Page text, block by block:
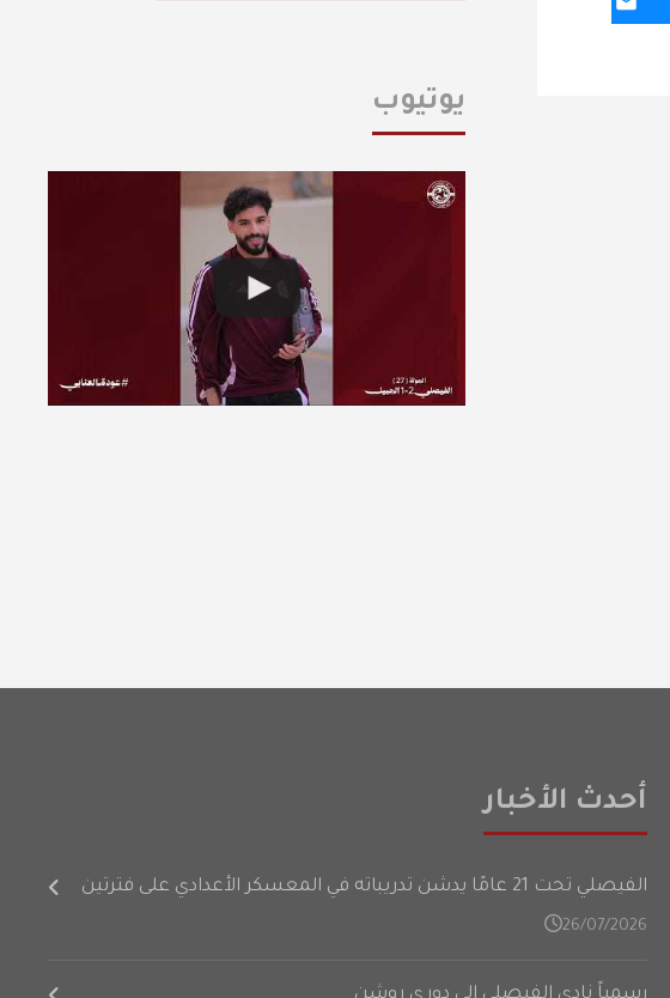
يوتيوب
أحدث الأخبار
الفيصلي تحت 21 عامًا يدشن تدريباته في المعسكر الأعدادي على فترتين
26/07/2026